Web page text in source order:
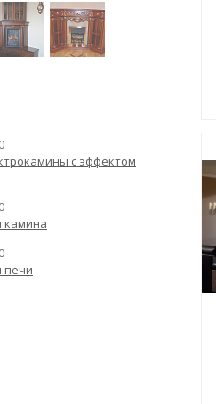
с эффектом
камина
печи